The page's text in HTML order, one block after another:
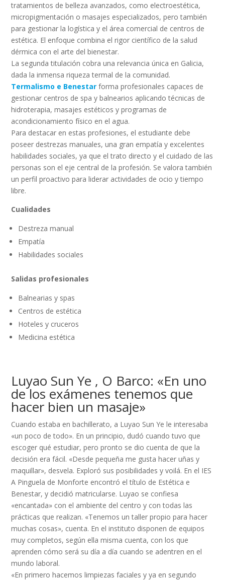
tratamientos de belleza avanzados, como electroestética,
micropigmentación o masajes especializados, pero también
para gestionar la logística y el área comercial de centros de
estética. El enfoque combina el rigor científico de la salud
dérmica con el arte del bienestar.
La segunda titulación cobra una relevancia única en Galicia,
dada la inmensa riqueza termal de la comunidad.
Termalismo e Benestar forma profesionales capaces de
gestionar centros de spa y balnearios aplicando técnicas de
hidroterapia, masajes estéticos y programas de
acondicionamiento físico en el agua.
Para destacar en estas profesiones, el estudiante debe
poseer destrezas manuales, una gran empatía y excelentes
habilidades sociales, ya que el trato directo y el cuidado de las
personas son el eje central de la profesión. Se valora también
un perfil proactivo para liderar actividades de ocio y tiempo
libre.
Cualidades
Destreza manual
Empatía
Habilidades sociales
Salidas profesionales
Balnearias y spas
Centros de estética
Hoteles y cruceros
Medicina estética
Luyao Sun Ye , O Barco: «En uno
de los exámenes tenemos que
hacer bien un masaje»
Cuando estaba en bachillerato, a Luyao Sun Ye le interesaba
«un poco de todo». En un principio, dudó cuando tuvo que
escoger qué estudiar, pero pronto se dio cuenta de que la
decisión era fácil. «Desde pequeña me gusta hacer uñas y
maquillar», desvela. Exploró sus posibilidades y voilá. En el IES
A Pinguela de Monforte encontró el título de Estética e
Benestar, y decidió matricularse. Luyao se confiesa
«encantada» con el ambiente del centro y con todas las
prácticas que realizan. «Tenemos un taller propio para hacer
muchas cosas», cuenta. En el instituto disponen de equipos
muy completos, según ella misma cuenta, con los que
aprenden cómo será su día a día cuando se adentren en el
mundo laboral.
«En primero hacemos limpiezas faciales y ya en segundo